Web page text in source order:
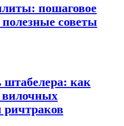
пошаговое
полезные советы
как
вилочных
ричтраков